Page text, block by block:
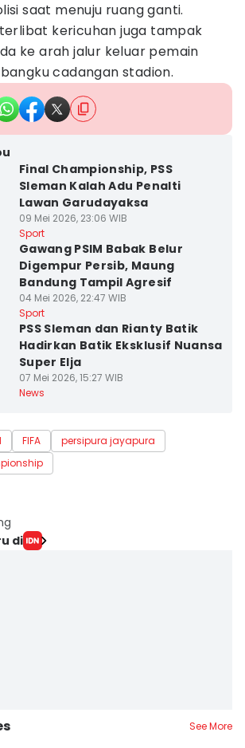
saat menuju ruang ganti.
kericuhan juga tampak
ke arah jalur keluar pemain
cadangan stadion.
Final Championship, PSS
Sleman Kalah Adu Penalti
Lawan Garudayaksa
09 Mei 2026, 23:06 WIB
Sport
Gawang PSIM Babak Belur
Digempur Persib, Maung
Bandung Tampil Agresif
04 Mei 2026, 22:47 WIB
Sport
PSS Sleman dan Rianty Batik
Hadirkan Batik Eksklusif Nuansa
Super Elja
07 Mei 2026, 15:27 WIB
News
FIFA
persipura jayapura
di
See More